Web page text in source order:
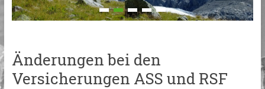
Änderungen bei den
Versicherungen ASS und RSF